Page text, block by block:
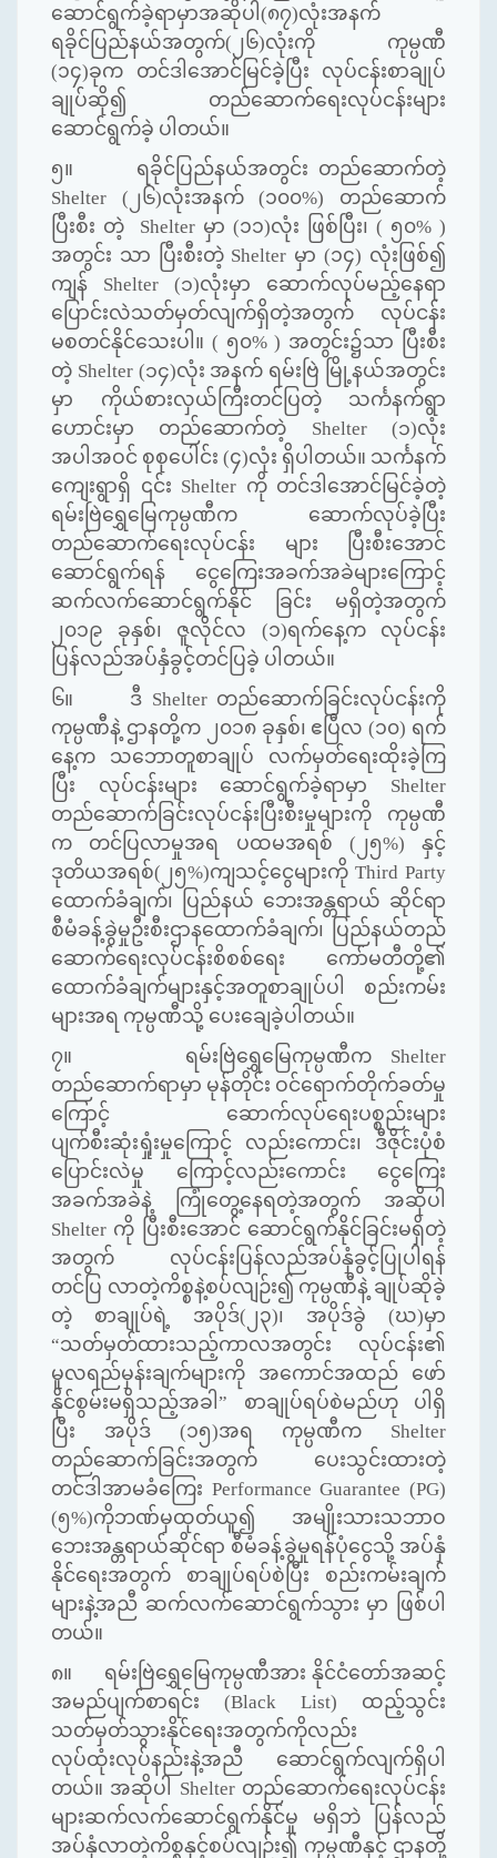
ဆောင်ရွက်ခဲ့ရာမှာအဆိုပါ(၈၇)လုံးအနက်
ရခိုင်ပြည်နယ်အတွက်(၂၆)လုံးကို ကုမ္ပဏီ
(၁၄)ခုက တင်ဒါအောင်မြင်ခဲ့ပြီး လုပ်ငန်းစာချုပ်
ချုပ်ဆို၍ တည်ဆောက်ရေးလုပ်ငန်းများ
ဆောင်ရွက်ခဲ့ ပါတယ်။
၅။ ရခိုင်ပြည်နယ်အတွင်း တည်ဆောက်တဲ့
Shelter (၂၆)လုံးအနက် (၁၀၀%) တည်ဆောက်
ပြီးစီး တဲ့ Shelter မှာ (၁၁)လုံး ဖြစ်ပြီး၊ ( ၅၀% )
အတွင်း သာ ပြီးစီးတဲ့ Shelter မှာ (၁၄) လုံးဖြစ်၍
ကျန် Shelter (၁)လုံးမှာ ဆောက်လုပ်မည့်နေရာ
ပြောင်းလဲသတ်မှတ်လျက်ရှိတဲ့အတွက် လုပ်ငန်း
မစတင်နိုင်သေးပါ။ ( ၅၀% ) အတွင်း၌သာ ပြီးစီး
တဲ့ Shelter (၁၄)လုံး အနက် ရမ်းဗြဲ မြို့နယ်အတွင်း
မှာ ကိုယ်စားလှယ်ကြီးတင်ပြတဲ့ သင်္ကနက်ရွာ
ဟောင်းမှာ တည်ဆောက်တဲ့ Shelter (၁)လုံး
အပါအဝင် စုစုပေါင်း (၄)လုံး ရှိပါတယ်။ သင်္ကနက်
ကျေးရွာရှိ ၎င်း Shelter ကို တင်ဒါအောင်မြင်ခဲ့တဲ့
ရမ်းဗြဲရွှေမြေကုမ္ပဏီက ဆောက်လုပ်ခဲ့ပြီး
တည်ဆောက်ရေးလုပ်ငန်း များ ပြီးစီးအောင်
ဆောင်ရွက်ရန် ငွေကြေးအခက်အခဲများကြောင့်
ဆက်လက်ဆောင်ရွက်နိုင် ခြင်း မရှိတဲ့အတွက်
၂၀၁၉ ခုနှစ်၊ ဇူလိုင်လ (၁)ရက်နေ့က လုပ်ငန်း
ပြန်လည်အပ်နှံခွင့်တင်ပြခဲ့ ပါတယ်။
၆။ ဒီ Shelter တည်ဆောက်ခြင်းလုပ်ငန်းကို
ကုမ္ပဏီနဲ့ ဌာနတို့က ၂၀၁၈ ခုနှစ်၊ ဧပြီလ (၁၀) ရက်
နေ့က သဘောတူစာချုပ် လက်မှတ်ရေးထိုးခဲ့ကြ
ပြီး လုပ်ငန်းများ ဆောင်ရွက်ခဲ့ရာမှာ Shelter
တည်ဆောက်ခြင်းလုပ်ငန်းပြီးစီးမှုများကို ကုမ္ပဏီ
က တင်ပြလာမှုအရ ပထမအရစ် (၂၅%) နှင့်
ဒုတိယအရစ်(၂၅%)ကျသင့်ငွေများကို Third Party
ထောက်ခံချက်၊ ပြည်နယ် ဘေးအန္တရာယ် ဆိုင်ရာ
စီမံခန့်ခွဲမှုဦးစီးဌာနထောက်ခံချက်၊ ပြည်နယ်တည်
ဆောက်ရေးလုပ်ငန်းစိစစ်ရေး ကော်မတီတို့၏
ထောက်ခံချက်များနှင့်အတူစာချုပ်ပါ စည်းကမ်း
များအရ ကုမ္ပဏီသို့ ပေးချေခဲ့ပါတယ်။
၇။ ရမ်းဗြဲရွှေမြေကုမ္ပဏီက Shelter
တည်ဆောက်ရာမှာ မုန်တိုင်း ဝင်ရောက်တိုက်ခတ်မှု
ကြောင့် ဆောက်လုပ်ရေးပစ္စည်းများ
ပျက်စီးဆုံးရှုံးမှုကြောင့် လည်းကောင်း၊ ဒီဇိုင်းပုံစံ
ပြောင်းလဲမှု ကြောင့်လည်းကောင်း ငွေကြေး
အခက်အခဲနဲ့ ကြုံတွေ့နေရတဲ့အတွက် အဆိုပါ
Shelter ကို ပြီးစီးအောင် ဆောင်ရွက်နိုင်ခြင်းမရှိတဲ့
အတွက် လုပ်ငန်းပြန်လည်အပ်နှံခွင့်ပြုပါရန်
တင်ပြ လာတဲ့ကိစ္စနဲ့စပ်လျဉ်း၍ ကုမ္ပဏီနဲ့ ချုပ်ဆိုခဲ့
တဲ့ စာချုပ်ရဲ့ အပိုဒ်(၂၃)၊ အပိုဒ်ခွဲ (ဃ)မှာ
“သတ်မှတ်ထားသည့်ကာလအတွင်း လုပ်ငန်း၏
မူလရည်မှန်းချက်များကို အကောင်အထည် ဖော်
နိုင်စွမ်းမရှိသည့်အခါ” စာချုပ်ရပ်စဲမည်ဟု ပါရှိ
ပြီး အပိုဒ် (၁၅)အရ ကုမ္ပဏီက Shelter
တည်ဆောက်ခြင်းအတွက် ပေးသွင်းထားတဲ့
တင်ဒါအာမခံကြေး Performance Guarantee (PG)
(၅%)ကိုဘဏ်မှထုတ်ယူ၍ အမျိုးသားသဘာဝ
ဘေးအန္တရာယ်ဆိုင်ရာ စီမံခန့်ခွဲမှုရန်ပုံငွေသို့ အပ်နှံ
နိုင်ရေးအတွက် စာချုပ်ရပ်စဲပြီး စည်းကမ်းချက်
များနဲ့အညီ ဆက်လက်ဆောင်ရွက်သွား မှာ ဖြစ်ပါ
တယ်။
၈။ ရမ်းဗြဲရွှေမြေကုမ္ပဏီအား နိုင်ငံတော်အဆင့်
အမည်ပျက်စာရင်း (Black List) ထည့်သွင်း
သတ်မှတ်သွားနိုင်ရေးအတွက်ကိုလည်း
လုပ်ထုံးလုပ်နည်းနဲ့အညီ ဆောင်ရွက်လျက်ရှိပါ
တယ်။ အဆိုပါ Shelter တည်ဆောက်ရေးလုပ်ငန်း
များဆက်လက်ဆောင်ရွက်နိုင်မှု မရှိဘဲ ပြန်လည်
အပ်နှံလာတဲ့ကိစ္စနှင့်စပ်လျဉ်း၍ ကုမ္ပဏီနှင့် ဌာနတို့